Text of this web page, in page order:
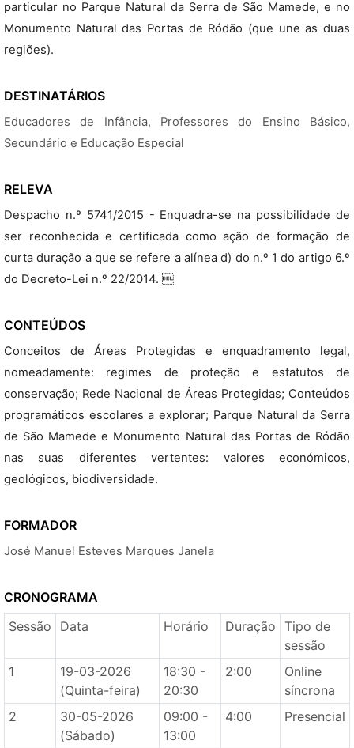
particular no Parque Natural da Serra de São Mamede, e no
Monumento Natural das Portas de Ródão (que une as duas
regiões).
DESTINATÁRIOS
Educadores de Infância, Professores do Ensino Básico,
Secundário e Educação Especial
RELEVA
Despacho n.º 5741/2015 - Enquadra-se na possibilidade de
ser reconhecida e certificada como ação de formação de
curta duração a que se refere a alínea d) do n.º 1 do artigo 6.º
do Decreto-Lei n.º 22/2014. 
CONTEÚDOS
Conceitos de Áreas Protegidas e enquadramento legal,
nomeadamente: regimes de proteção e estatutos de
conservação; Rede Nacional de Áreas Protegidas; Conteúdos
programáticos escolares a explorar; Parque Natural da Serra
de São Mamede e Monumento Natural das Portas de Ródão
nas suas diferentes vertentes: valores económicos,
geológicos, biodiversidade.
FORMADOR
José Manuel Esteves Marques Janela
CRONOGRAMA
Sessão
Data Horário Duração Tipo de
sessão
1
19-03-2026
(Quinta-feira)
18:30 -
20:30
2:00
Online
síncrona
2
30-05-2026
(Sábado)
09:00 -
13:00
4:00 Presencial